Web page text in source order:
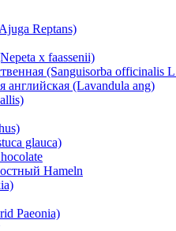
Reptans)
x faassenii)
(Sanguisorba officinalis
английская (Lavandula ang)
glauca)
Hameln
Paeonia)